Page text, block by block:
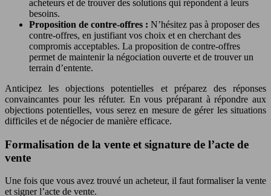
acheteurs et de trouver des solutions qui répondent à leurs
besoins.
Proposition de contre-offres : N’hésitez pas à proposer des
contre-offres, en justifiant vos choix et en cherchant des
compromis acceptables. La proposition de contre-offres
permet de maintenir la négociation ouverte et de trouver un
terrain d’entente.
Anticipez les objections potentielles et préparez des réponses
convaincantes pour les réfuter. En vous préparant à répondre aux
objections potentielles, vous serez en mesure de gérer les situations
difficiles et de négocier de manière efficace.
Formalisation de la vente et signature de l’acte de
vente
Une fois que vous avez trouvé un acheteur, il faut formaliser la vente
et signer l’acte de vente.